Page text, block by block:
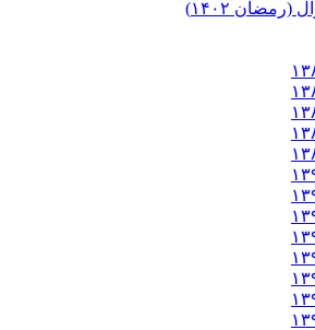
۱۴۰۲)